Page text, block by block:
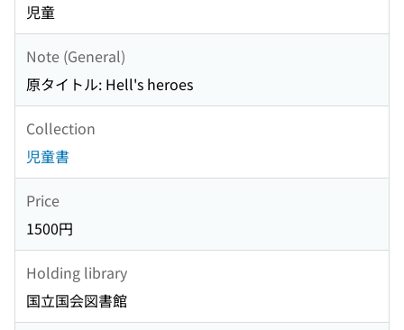
児童
Note (General)
原タイトル: Hell's heroes
Collection
児童書
Price
1500円
Holding library
国立国会図書館